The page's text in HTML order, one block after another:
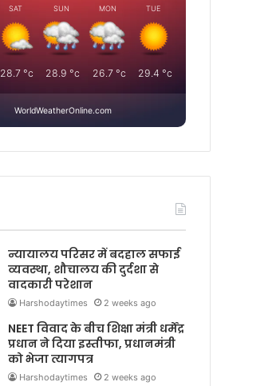
SAT
28.7 °c
SUN
28.9 °c
MON
26.7°c
TUE
29.4 °c
WorldWeatherOnline.com
न्यायालय परिसर में बदहाल सफाई
व्यवस्था, शौचालय की दुर्दशा से
वादकारी परेशान
Harshodaytimes 2 weeks ago
NEET विवाद के बीच शिक्षा मंत्री धर्मेंद्र
प्रधान ने दिया इस्तीफा, प्रधानमंत्री
को भेजा त्यागपत्र
Harshodaytimes 2 weeks ago